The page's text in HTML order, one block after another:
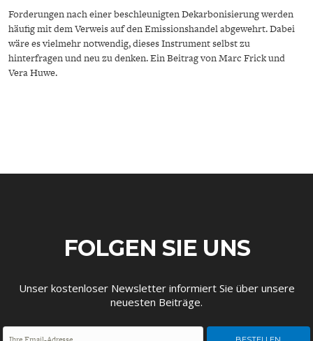
Forderungen nach einer beschleunigten Dekarbonisierung werden
häufig mit dem Verweis auf den Emissionshandel abgewehrt. Dabei
wäre es vielmehr notwendig, dieses Instrument selbst zu
hinterfragen und neu zu denken. Ein Beitrag von Marc Frick und
Vera Huwe.
FOLGEN SIE UNS
Unser kostenloser Newsletter informiert Sie über unsere
neuesten Beiträge.